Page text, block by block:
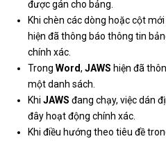
được gán cho bảng.
Khi chèn các dòng hoặc cột
hiện đã thông báo thông tin
chính xác.
Trong Word, JAWS hiện đã
một danh sách.
Khi JAWS đang chạy, việc dán
đây hoạt động chính xác.
Khi điều hướng theo tiêu đề